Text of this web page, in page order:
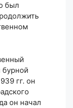
был
бурной
гг. он
он начал